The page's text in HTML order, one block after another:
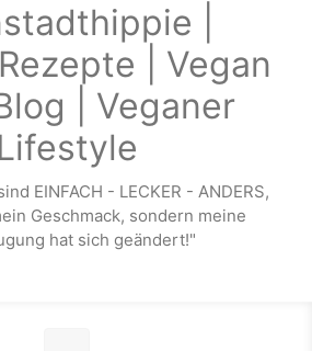
|
| Vegan
| Veganer
EINFACH - LECKER - ANDERS,
Geschmack, sondern meine
hat sich geändert!"